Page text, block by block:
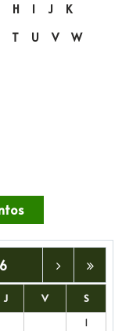
H I J
K
T U V
W
J V
S
1